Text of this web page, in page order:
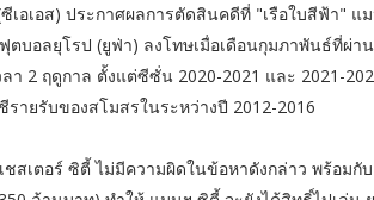
อเอส) ประกาศผลการตัดสินคดีที่ "เรือใบสีฟ้า" แ
บอลยุโรป (ยูฟ่า) ลงโทษเมื่อเดือนกุมภาพันธ์ที่ผ่า
า 2 ฤดูกาล ตั้งแต่ซีซั่น 2020-2021 และ 2021-
ายรับของสโมสรในระหว่างปี 2012-2016
สเตอร์ ซิตี้ ไม่มีความผิดในข้อหาดังกล่าว พร้อมกั